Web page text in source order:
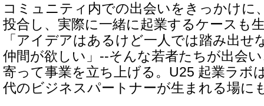
コミュニティ内での出会いをきっかけに
投合し、実際に一緒に起業するケースも
「アイデアはあるけど一人では踏み出せ
仲間が欲しい」--そんな若者たちが出会
寄って事業を立ち上げる。U25 起業ラボ
代のビジネスパートナーが生まれる場に